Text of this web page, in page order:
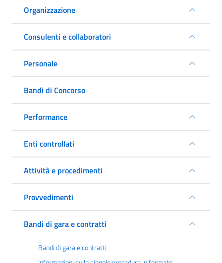
Organizzazione
Consulenti e collaboratori
Personale
Bandi di Concorso
Performance
Enti controllati
Attività e procedimenti
Provvedimenti
Bandi di gara e contratti
Bandi di gara e contratti